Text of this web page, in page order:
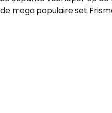
mega populaire set
glinsterende avonturen met